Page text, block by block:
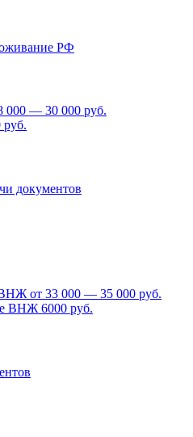
РФ
000 — 30 000 руб.
руб.
документов
от 33 000 — 35 000 руб.
ВНЖ 6000 руб.